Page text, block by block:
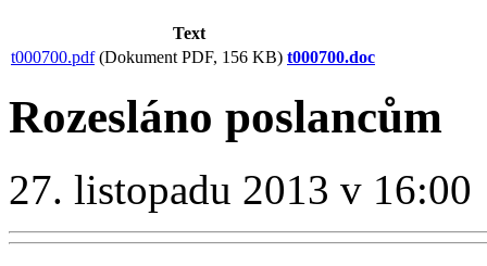
Text
t000700.pdf(Dokument PDF, 156 KB) t000700.doc
Rozesláno poslancům
27. listopadu 2013 v 16:00